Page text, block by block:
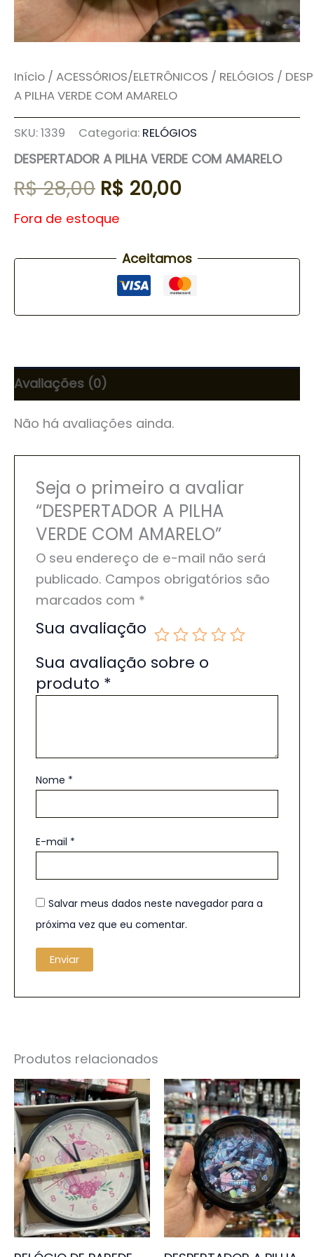
Início / ACESSÓRIOS/ELETRÔNICOS / RELÓGIOS /
A PILHA VERDE COM AMARELO
SKU:1339 Categoria: RELÓGIOS
DESPERTADOR A PILHA VERDE COM AMARELO
R$28,00 R$ 20,00
Fora de estoque
Aceitamos
Avaliações (0)
Não há avaliações ainda.
Seja o primeiro a avaliar
“DESPERTADOR A PILHA
VERDE COM AMARELO”
O seu endereço de e-mail não será
publicado. Campos obrigatórios são
marcados com *
Sua avaliação
Sua avaliação sobre o
produto *
Nome *
E-mail *
Salvar meus dados neste navegador para a
próxima vez que eu comentar.
Produtos relacionados